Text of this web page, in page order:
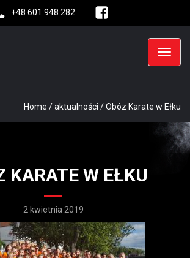
+48 601 948 282
Home /aktualności /Obóz Karate w Ełku
KARATE W EŁKU
2 kwietnia 2019